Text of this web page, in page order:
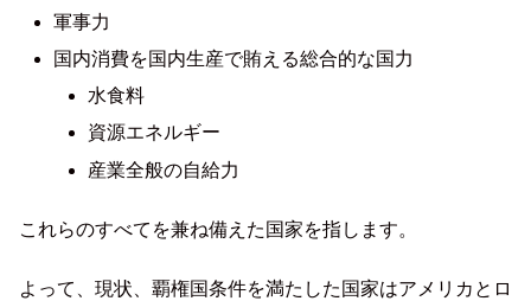
軍事力
国内消費を国内生産で賄える総合的な国力
水食料
資源エネルギー
産業全般の自給力
これらのすべてを兼ね備えた国家を指します。
よって、現状、覇権国条件を満たした国家はアメリカとロ